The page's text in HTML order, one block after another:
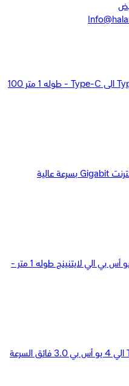
لافينتو (MP474) كابل من Type-C الى Type-C - طوله 1 متر 100
مانهتن محول من USB 3.0 إلي أنترنت Gigabit بسرعة عالية
لافينتو MX53B كابل أيفون من يو أس بي الي لايتنينج طوله 1 متر -
لافينتو US518 كابل من Type-C الي 4 يو أس بي 3.0 فائق السرعة